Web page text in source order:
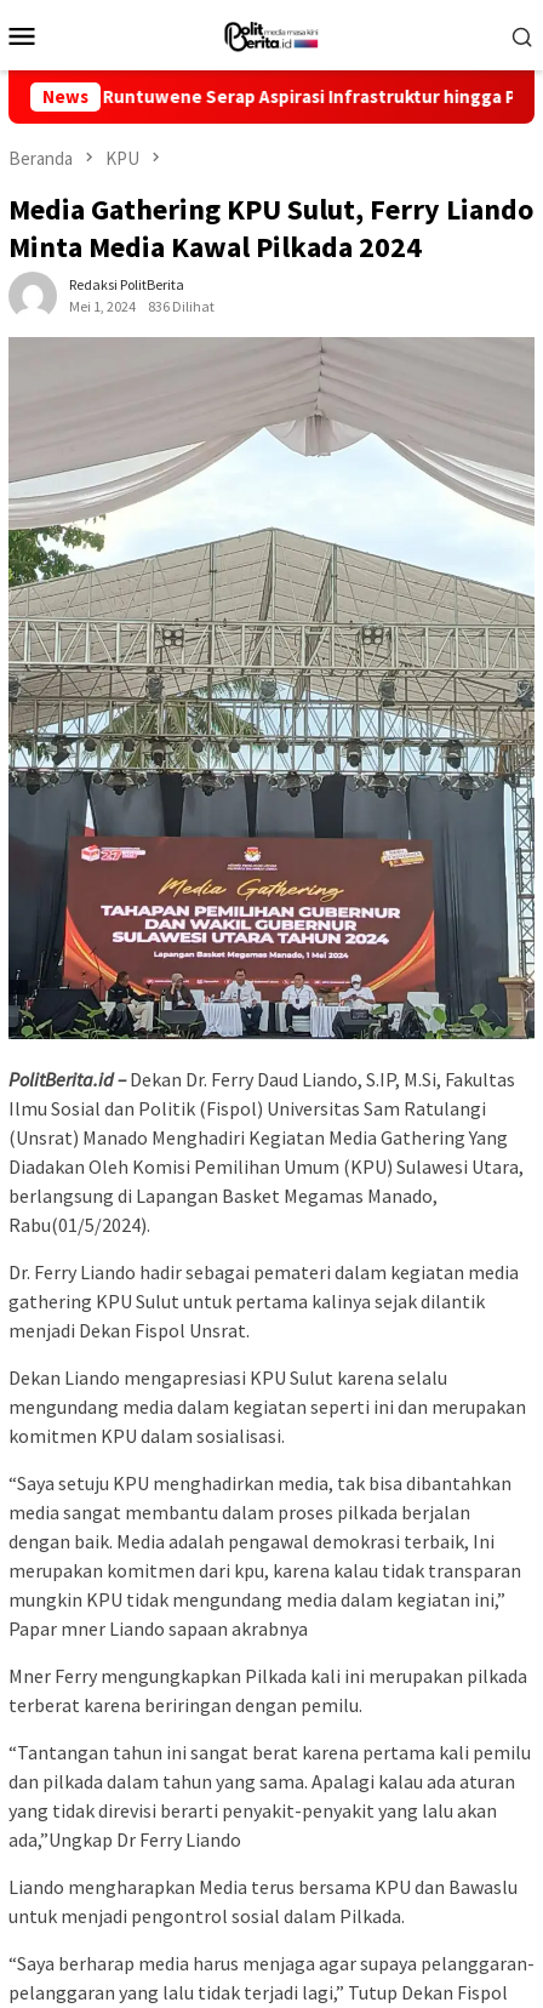
ke
Mobile
NewsSerap Aspirasi Infrastruktur hingga Pemberdayaan
Beranda KPU
Media Gathering KPU Sulut, Ferry Liando
Minta Media Kawal Pilkada 2024
Redaksi PolitBerita
Mei 1, 2024
836 Dilihat
PolitBerita.id –Dekan Dr. Ferry Daud Liando, S.IP, M.Si, Fakultas
Ilmu Sosial dan Politik (Fispol) Universitas Sam Ratulangi
(Unsrat) Manado Menghadiri Kegiatan Media Gathering Yang
Diadakan Oleh Komisi Pemilihan Umum (KPU) Sulawesi Utara,
berlangsung di Lapangan Basket Megamas Manado,
Rabu(01/5/2024).
Dr. Ferry Liando hadir sebagai pemateri dalam kegiatan media
gathering KPU Sulut untuk pertama kalinya sejak dilantik
menjadi Dekan Fispol Unsrat.
Dekan Liando mengapresiasi KPU Sulut karena selalu
mengundang media dalam kegiatan seperti ini dan merupakan
komitmen KPU dalam sosialisasi.
“Saya setuju KPU menghadirkan media, tak bisa dibantahkan
media sangat membantu dalam proses pilkada berjalan
dengan baik. Media adalah pengawal demokrasi terbaik, Ini
merupakan komitmen dari kpu, karena kalau tidak transparan
mungkin KPU tidak mengundang media dalam kegiatan ini,”
Papar mner Liando sapaan akrabnya
Mner Ferry mengungkapkan Pilkada kali ini merupakan pilkada
terberat karena beriringan dengan pemilu.
“Tantangan tahun ini sangat berat karena pertama kali pemilu
dan pilkada dalam tahun yang sama. Apalagi kalau ada aturan
yang tidak direvisi berarti penyakit-penyakit yang lalu akan
ada,”Ungkap Dr Ferry Liando
Liando mengharapkan Media terus bersama KPU dan Bawaslu
untuk menjadi pengontrol sosial dalam Pilkada.
“Saya berharap media harus menjaga agar supaya pelanggaran-
pelanggaran yang lalu tidak terjadi lagi,” Tutup Dekan Fispol